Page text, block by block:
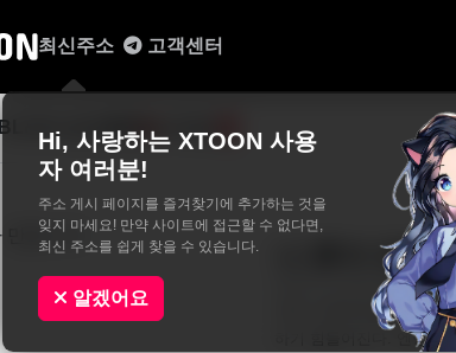
최신주소
Hi, 사랑하는 XTOON 사용
자 여러분!
주소 게시 페이지를 즐겨찾기에 추가하는 것을
잊지 마세요! 만약 사이트에 접근할 수 없다면,
최신 주소를 쉽게 찾을 수 있습니다.
알겠어요
고객센터
BL&GL 성인웹툰
나 혼자 만렙
WAN.Z,스윙뱃,메슬로우
게임 너튜버로 활동 중
하기 힘들어진다. 엔딩